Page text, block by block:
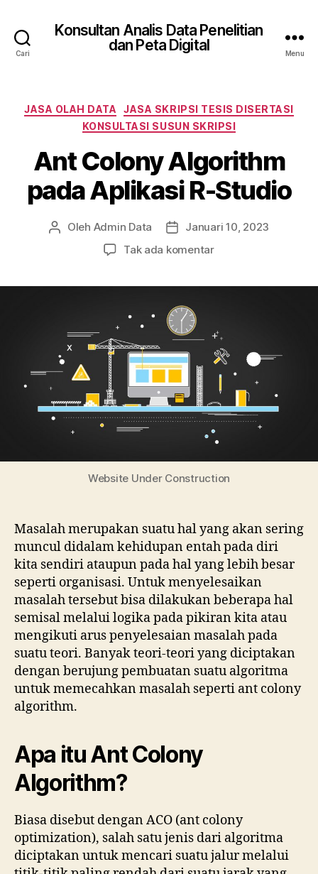
Cari
Konsultan Analis Data Penelitian
dan Peta Digital
Menu
Kategori
JASA OLAH DATA
JASA SKRIPSI TESIS DISERTASI
KONSULTASI SUSUN SKRIPSI
Ant Colony Algorithm
pada Aplikasi R-Studio
Penulis
Oleh Admin Data
Tanggal
artikel
Januari 10, 2023
Tak ada komentarpada
R-
Studio
Website Under Construction
Masalah merupakan suatu hal yang akan sering
muncul didalam kehidupan entah pada diri
kita sendiri ataupun pada hal yang lebih besar
seperti organisasi. Untuk menyelesaikan
masalah tersebut bisa dilakukan beberapa hal
semisal melalui logika pada pikiran kita atau
mengikuti arus penyelesaian masalah pada
suatu teori. Banyak teori-teori yang diciptakan
dengan berujung pembuatan suatu algoritma
untuk memecahkan masalah seperti ant colony
algorithm.
Apa itu Ant Colony
Algorithm?
Biasa disebut dengan ACO (ant colony
optimization), salah satu jenis dari algoritma
diciptakan untuk mencari suatu jalur melalui